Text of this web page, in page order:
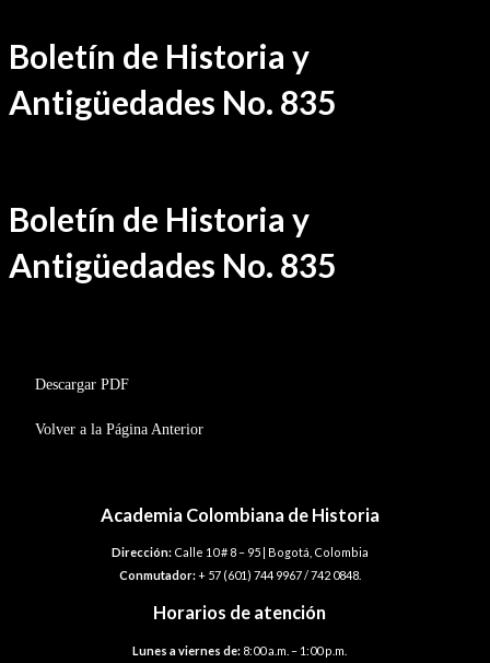
Ir
al
contenido
Boletín de Historia y
Antigüedades No. 835
Boletín de Historia y
Antigüedades No. 835
Descargar PDF
Volver a la Página Anterior
Academia Colombiana de Historia
Dirección:Calle 10 # 8 – 95 | Bogotá, Colombia
Conmutador:+ 57 (601) 744 9967 / 742 0848.
Horarios de atención
Lunes a viernes de: 8:00 a.m. – 1:00 p.m.